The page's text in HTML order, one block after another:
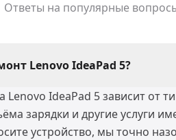
Ответы на популярные
Lenovo IdeaPad 5?
IdeaPad 5 зависит от
зарядки и другие услуги
устройство, мы точно